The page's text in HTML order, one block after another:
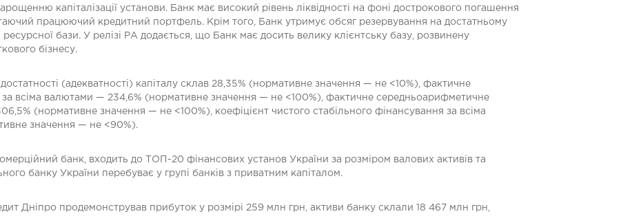
капіталізації установи. Банк має високий рівень ліквідності на фоні дострокового погашення
працюючий кредитний портфель. Крім того, Банк утримує обсяг резервування на достатньому
бази. У релізі РА додається, що Банк має досить велику клієнтську базу, розвинену
бізнесу.
(адекватності) капіталу склав 28,35% (нормативне значення — не <10%), фактичне
всіма валютами — 234,6% (нормативне значення — не <100%), фактичне середньоарифметичне
(нормативне значення — не <100%), коефіцієнт чистого стабільного фінансування за всіма
значення — не <90%).
банк, входить до ТОП-20 фінансових установ України за розміром валових активів та
банку України перебуває у групі банків з приватним капіталом.
Дніпро продемонстрував прибуток у розмірі 259 млн грн, активи банку склали 18 467 млн грн,